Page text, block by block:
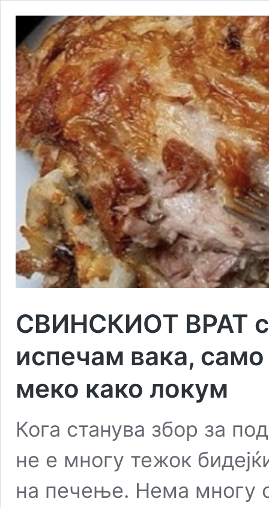
СВИНСКИОТ ВРАТ
испечам вака,
меко како локум
Кога станува збор за
не е многу тежок
на печење. Нема многу